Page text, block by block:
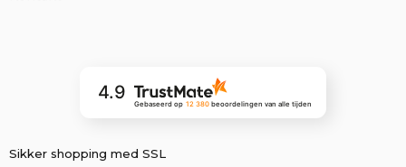
4.9
Gebaseerd op 12 380 beoordelingenvan alle tijden
Sikker shopping med SSL